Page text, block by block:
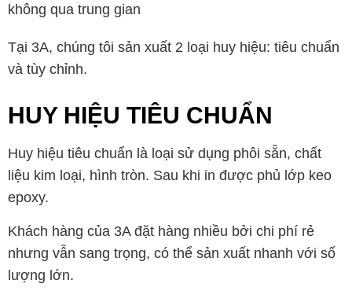
không qua trung gian
Tại 3A, chúng tôi sản xuất 2 loại huy hiệu: tiêu chuẩn
và tùy chỉnh.
HUY HIỆU TIÊU CHUẨN
Huy hiệu tiêu chuẩn là loại sử dụng phôi sẵn, chất
liệu kim loại, hình tròn. Sau khi in được phủ lớp keo
epoxy.
Khách hàng của 3A đặt hàng nhiều bởi chi phí rẻ
nhưng vẫn sang trọng, có thể sản xuất nhanh với số
lượng lớn.